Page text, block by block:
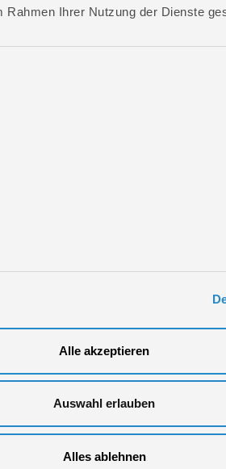
Rahmen Ihrer Nutzung der Dienste
Alle akzeptieren
Auswahl erlauben
Alles ablehnen
Service
Ersatzteil Online-Shop